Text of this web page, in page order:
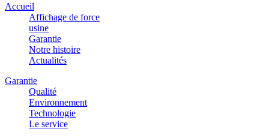
Accueil
Affichage de force
usine
Garantie
Notre histoire
Actualités
Garantie
Qualité
Environnement
Technologie
Le service